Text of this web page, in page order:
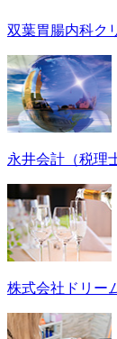
双葉胃腸内科ク
永井会計（税理
株式会社ドリー